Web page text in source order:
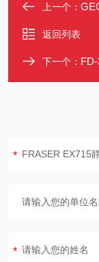
上一个：
返回列表
下一个： FD-